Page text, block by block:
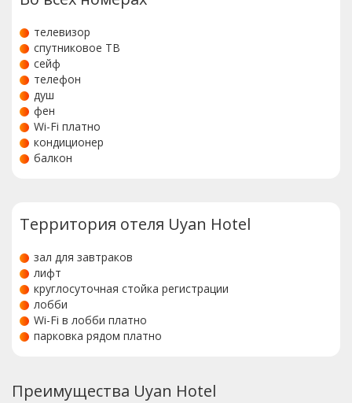
телевизор
спутниковое ТВ
сейф
телефон
душ
фен
Wi-Fi платно
кондиционер
балкон
Территория отеля Uyan Hotel
зал для завтраков
лифт
круглосуточная стойка регистрации
лобби
Wi-Fi в лобби платно
парковка рядом платно
Преимущества Uyan Hotel